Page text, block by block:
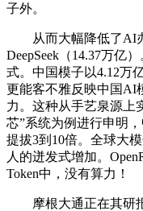
子外。
从而大幅降低了AI办
DeepSeek（14.37万亿
式。中国模子以4.12万
更能客不雅反映中国AI
力。这种从手艺泉源上
芯”系统为例进行申明
提拔3到10倍。全球大
人的迸发式增加。
Token中，没有算力！
摩根大通正在其研报